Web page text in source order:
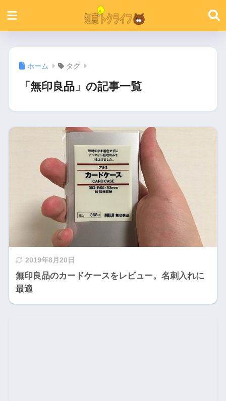
ホーム タグ
「無印良品」の記事一覧
2019年8月20日
無印良品のカードケースをレビュー。名刺入れに
最適